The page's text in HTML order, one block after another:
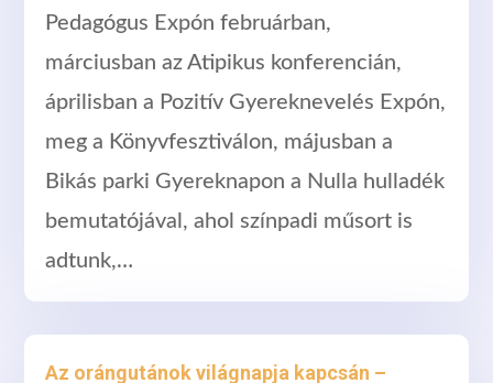
Pedagógus Expón februárban,
márciusban az Atipikus konferencián,
áprilisban a Pozitív Gyereknevelés Expón,
meg a Könyvfesztiválon, májusban a
Bikás parki Gyereknapon a Nulla hulladék
bemutatójával, ahol színpadi műsort is
adtunk,…
Az orángutánok világnapja kapcsán –